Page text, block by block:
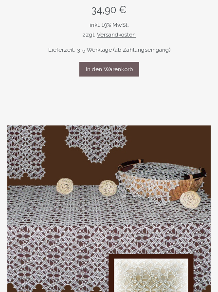
34,90 €
inkl. 19% MwSt.
zzgl. Versandkosten
Lieferzeit: 3-5 Werktage (ab Zahlungseingang)
In den Warenkorb